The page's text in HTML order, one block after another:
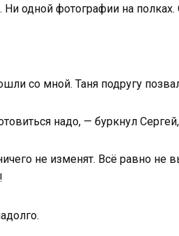
Ни одной фотографии на
со мной. Таня подругу
надо, — буркнул
не изменят. Всё равно не